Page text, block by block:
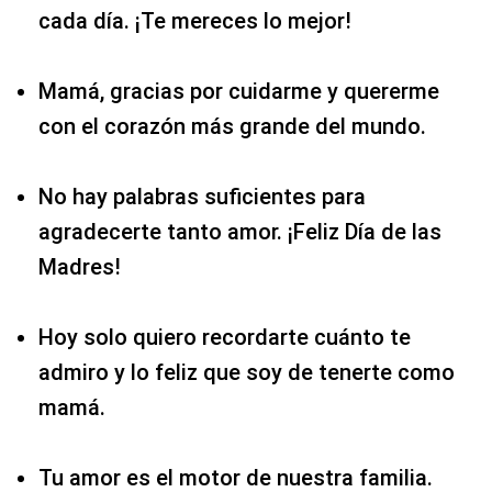
cada día. ¡Te mereces lo mejor!
Mamá, gracias por cuidarme y quererme
con el corazón más grande del mundo.
No hay palabras suficientes para
agradecerte tanto amor. ¡Feliz Día de las
Madres!
Hoy solo quiero recordarte cuánto te
admiro y lo feliz que soy de tenerte como
mamá.
Tu amor es el motor de nuestra familia.